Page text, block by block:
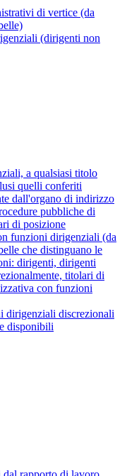
di vertice (da
(dirigenti non
a qualsiasi titolo
quelli conferiti
dall'organo di indirizzo
pubbliche di
di posizione
funzioni dirigenziali (da
che distinguano le
dirigenti, dirigenti
titolari di
con funzioni
dirigenziali discrezionali
disponibili